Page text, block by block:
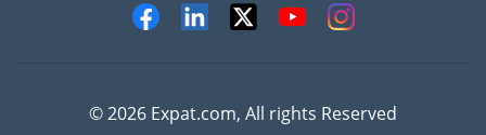
© 2026 Expat.com, All rights Reserved